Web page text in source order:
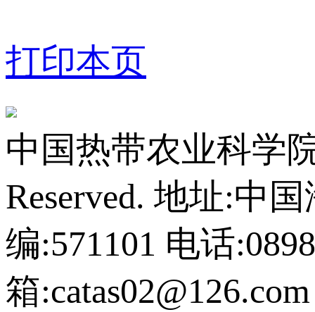
打印本页
中国热带农业科学
Reserved. 地址:中
编:571101 电话
箱:catas02@126.com